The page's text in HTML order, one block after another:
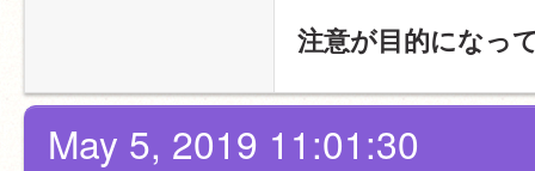
注意が目的になっ
May 5, 2019 11:01:30